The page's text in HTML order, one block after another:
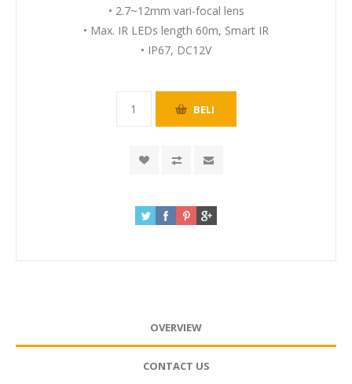
• 2.7~12mm vari-focal lens
• Max. IR LEDs length 60m, Smart IR
• IP67, DC12V
OVERVIEW
CONTACT US